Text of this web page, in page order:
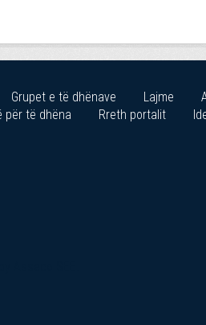
Grupet e të dhënave Lajme
për të dhëna
Rreth portalit